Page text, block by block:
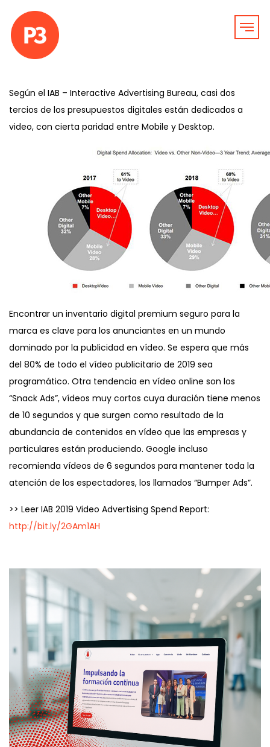
Según el IAB – Interactive Advertising Bureau, casi dos
tercios de los presupuestos digitales están dedicados a
video, con cierta paridad entre Mobile y Desktop.
Encontrar un inventario digital premium seguro para la
marca es clave para los anunciantes en un mundo
dominado por la publicidad en vídeo. Se espera que más
del 80% de todo el vídeo publicitario de 2019 sea
programático. Otra tendencia en vídeo online son los
“Snack Ads”, vídeos muy cortos cuya duración tiene menos
de 10 segundos y que surgen como resultado de la
abundancia de contenidos en vídeo que las empresas y
particulares están produciendo. Google incluso
recomienda vídeos de 6 segundos para mantener toda la
atención de los espectadores, los llamados “Bumper Ads”.
>> Leer IAB 2019 Video Advertising Spend Report:
http://bit.ly/2GAm1AH